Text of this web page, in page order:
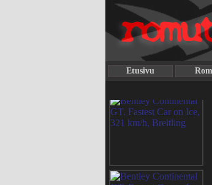
Etusivu